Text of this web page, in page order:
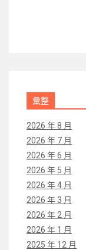
彙整
2026 年 8 月
2026 年 7 月
2026 年 6 月
2026 年 5 月
2026 年 4 月
2026 年 3 月
2026 年 2 月
2026 年 1 月
2025 年 12 月